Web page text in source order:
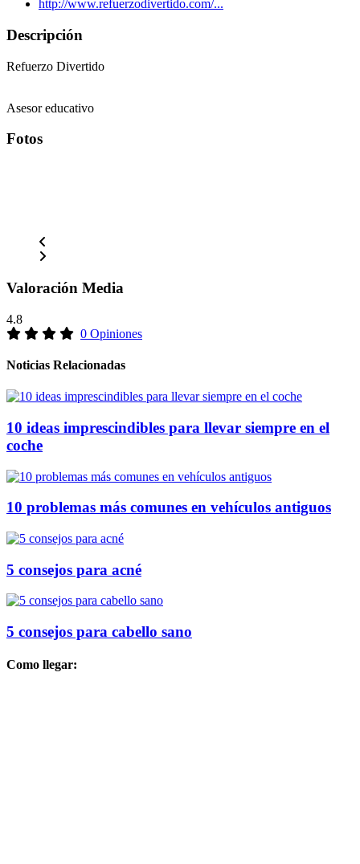
http://www.refuerzodivertido.com/...
Descripción
Refuerzo Divertido
Asesor educativo
Fotos
Valoración Media
4.8
0 Opiniones
Noticias Relacionadas
10 ideas imprescindibles para llevar siempre en el
coche
10 problemas más comunes en vehículos antiguos
5 consejos para acné
5 consejos para cabello sano
Como llegar: